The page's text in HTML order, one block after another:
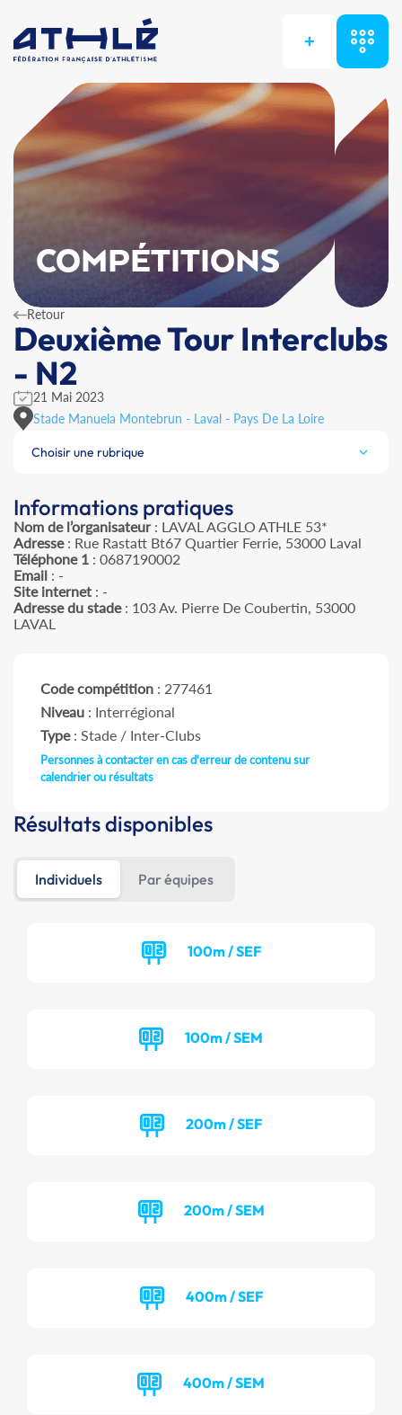
+
COMPÉTITIONS
Retour
Deuxième Tour Interclubs
- N2
21 Mai 2023
Stade Manuela Montebrun - Laval - Pays De La Loire
Choisir une rubrique
Informations pratiques
Nom de l’organisateur: LAVAL AGGLO ATHLE 53*
Adresse: Rue Rastatt Bt67 Quartier Ferrie, 53000 Laval
Téléphone 1 : 0687190002
Email : -
Site internet : -
Adresse du stade: 103 Av. Pierre De Coubertin, 53000
LAVAL
Code compétition : 277461
Niveau : Interrégional
Type: Stade / Inter-Clubs
Personnes à contacter en cas d'erreur de contenu sur
calendrier ou résultats
Résultats disponibles
Individuels Par équipes
100m / SEF
100m / SEM
200m / SEF
200m / SEM
400m / SEF
400m / SEM